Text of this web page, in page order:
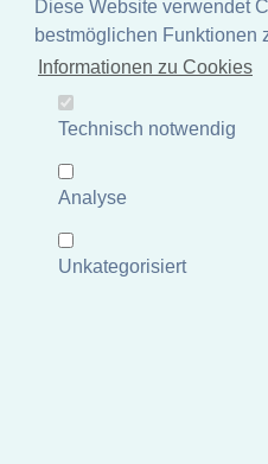
Steinguss (Vollguss),
Artikelnummer:
Maße:
UVP
Lieferzeit:
Diese Website verwendet
bestmöglichen Funktionen
Informationen zu Cookies
Technisch notwendig
Analyse
Unkategorisiert